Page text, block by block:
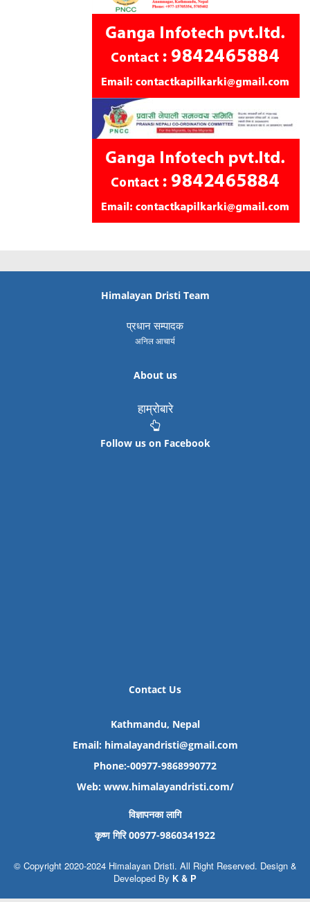
Himalayan Dristi Team
प्रधान सम्पादक
अनिल आचार्य
About us
हाम्रोबारे
Follow us on Facebook
Contact Us
Kathmandu, Nepal
Email: himalayandristi@gmail.com
Phone:-00977-9868990772
Web: www.himalayandristi.com/
विज्ञापनका लागि
कृष्ण गिरि 00977-9860341922
© Copyright 2020-2024 Himalayan Dristi. All Right Reserved. Design &
Developed By K & P